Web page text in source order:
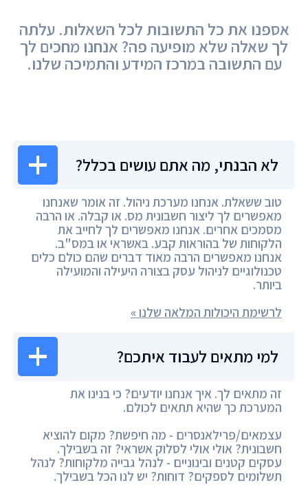
לא הבנתי, מה אתם עושים בכלל?
טוב ששאלת. אנחנו מערכת ניהול. זה אומר שאנחנו
מאפשרים לך ליצור חשבונית מס. או קבלה. או הרבה
מסמכים אחרים. אנחנו מאפשרים לך לחייב את
הלקוחות של בהוראות קבע. באשראי או במס"ב.
אנחנו מאפשרים הרבה מאוד דברים שהם כולם כלים
טכנולוגיים לניהול עסק בצורה היעילה והמועילה
ביותר.
לרשימת היכולות המלאה שלנו »
למי מתאים לעבוד איתכם?
זה מתאים לך. איך אנחנו יודעים? כי בנינו את
המערכת כך שהיא תתאים לכולם.
עצמאים/פרילאנסרים - מה חיפשת? מקום להוציא
חשבונית? אולי אולי לסלוק אשראי? זה בשבילך.
עסקים קטנים ובינוניים - לנהל גבייה מלקוחות? לנהל
תשלומים לספקים? דוחות? יש לנו הכל בשבילך.
אספנו את כל התשובות לכל השאלות. עלתה
לך שאלה שלא מופיעה פה? אנחנו מחכים לך
עם התשובה במרכז המידע והתמיכה שלנו.